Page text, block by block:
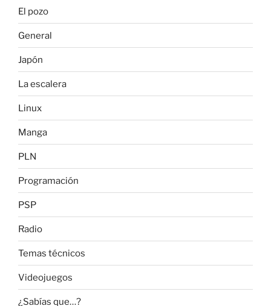
El pozo
General
Japón
La escalera
Linux
Manga
PLN
Programación
PSP
Radio
Temas técnicos
Videojuegos
¿Sabías que…?